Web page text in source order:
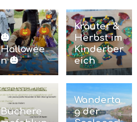
🎃
Hallowee
n 🎃
Kräuter &
Herbst im
Kinderber
eich
Büchere
Wanderta
g der